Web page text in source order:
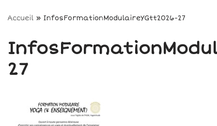
Accueil » InfosFormationModulaireYGtt2026-27
27